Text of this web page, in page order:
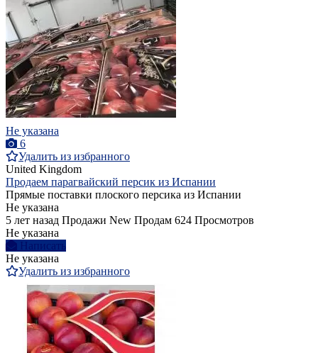
Не указана
6
Удалить из избранного
United Kingdom
Продаем парагвайский персик из Испании
Прямые поставки плоского персика из Испании
Не указана
5 лет назад Продажи New Продам 624 Просмотров
Не указана
Написать
Не указана
Удалить из избранного